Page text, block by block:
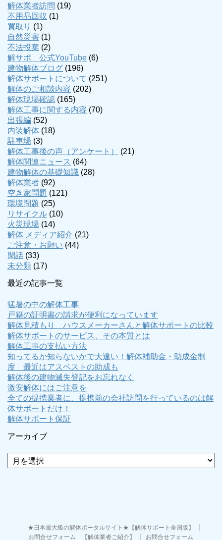
解体業者訪問 (19)
不用品回収 (1)
買取り (1)
自然災害 (1)
不法投棄 (2)
解サポ 公式YouTube (6)
建物解体ブログ (196)
解体サポートについて (251)
解体のご相談内容 (202)
解体現場確認 (165)
解体工事に関する内容 (70)
出張編 (52)
内装解体 (18)
駐車場 (3)
解体工事後の声（アンケート）
(21)
解体関連ニュース (64)
建物解体の基礎知識 (28)
解体業者 (92)
空き家問題 (121)
環境問題 (25)
リサイクル (10)
火災現場 (14)
解体 メディア紹介 (21)
ご注意・お願い (44)
閑話 (33)
未分類 (17)
最近の記事一覧
猛暑の中の解体工事
戸籍の証明書の請求が便利になっています
解体見積もり ハウスメーカーさんと解体サポートの比較
解体サポートのサービス、その本質とは
解体工事の支払い方法
知ってるか知らないかで大違い！解体補助金・助成金制
度 最近はアスベストの助成も
解体後の建物滅失登記をお忘れなく
激安解体にはご注意を
全ての提携業者に、提携前の会社訪問を行っているのは解
体サポートだけ！
解体サポート保証
アーカイブ
ア
ー
★日本最大級の解体ポータルサイト★【解体サポート全国版】
お問合せフォーム 【解体業者ご紹介】
お問合せフォーム